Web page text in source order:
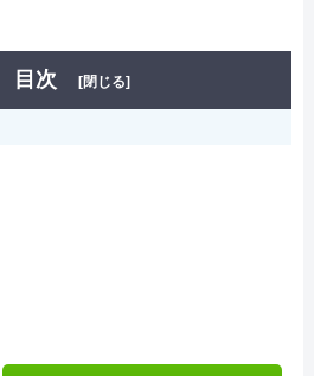
目次 [閉じる]